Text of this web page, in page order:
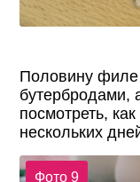
Половину филе
бутербродами,
посмотреть,
нескольких
Фото 9